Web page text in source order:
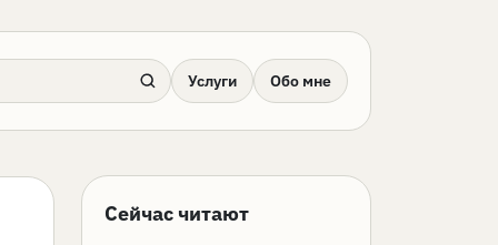
Услуги Обо мне
Сейчас читают